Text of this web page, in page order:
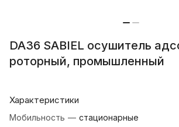
DA36 SABIEL осушитель
роторный, промышленный
Характеристики
Мобильность — стационарные